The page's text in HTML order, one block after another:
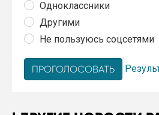
Одноклассники
Другими
Не пользуюсь соцсетями